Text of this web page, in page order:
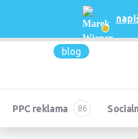
blog
PPC reklama